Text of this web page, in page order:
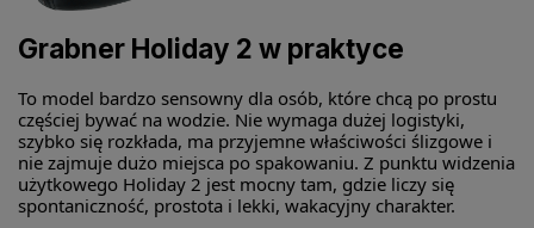
Grabner Holiday 2 w praktyce
To model bardzo sensowny dla osób, które chcą po prostu
częściej bywać na wodzie. Nie wymaga dużej logistyki,
szybko się rozkłada, ma przyjemne właściwości ślizgowe i
nie zajmuje dużo miejsca po spakowaniu. Z punktu widzenia
użytkowego Holiday 2 jest mocny tam, gdzie liczy się
spontaniczność, prostota i lekki, wakacyjny charakter.